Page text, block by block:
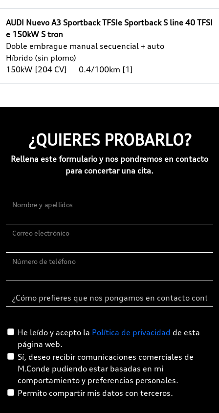
AUDI Nuevo A3 Sportback TFSIe Sportback S line 40 TFSI
e 150kW S tron
Doble embrague manual secuencial + auto
Híbrido (sin plomo)
150kW [204 CV]
0.4/100km [1]
¿QUIERES PROBARLO?
Rellena este formulario y nos pondremos en contacto
para concertar una cita.
Nombre y apellidos
Correo electrónico
Número de teléfono
He leído y acepto la Política de privacidad de esta
página web.
Sí, deseo recibir comunicaciones comerciales de
M.Conde pudiendo estar basadas en mi
comportamiento y preferencias personales.
Permito compartir mis datos con terceros.